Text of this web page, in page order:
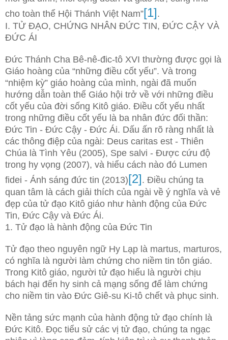
cho toàn thể Hội Thánh Việt Nam”[1].
I. TỬ ĐẠO, CHỨNG NHÂN ĐỨC TIN, ĐỨC CẬY VÀ
ĐỨC ÁI
Đức Thánh Cha Bê-nê-đic-tô XVI thường được gọi là
Giáo hoàng của “những điều cốt yếu”. Và trong
“nhiệm kỳ” giáo hoàng của mình, ngài đã muốn
hướng dẫn toàn thể Giáo hội trở về với những điều
cốt yếu của đời sống Kitô giáo. Điều cốt yếu nhất
trong những điều cốt yếu là ba nhân đức đối thần:
Đức Tin - Đức Cậy - Đức Ái. Dấu ấn rõ ràng nhất là
các thông điệp của ngài: Deus caritas est - Thiên
Chúa là Tình Yêu (2005), Spe salvi - Được cứu độ
trong hy vọng (2007), và hiểu cách nào đó Lumen
fidei - Ánh sáng đức tin (2013)[2]. Điều chúng ta
quan tâm là cách giải thích của ngài về ý nghĩa và vẻ
đẹp của tử đạo Kitô giáo như hành động của Đức
Tin, Đức Cậy và Đức Ái.
1. Tử đạo là hành động của Đức Tin
Tử đạo theo nguyên ngữ Hy Lạp là martus, marturos,
có nghĩa là người làm chứng cho niềm tin tôn giáo.
Trong Kitô giáo, người tử đạo hiểu là người chịu
bách hại đến hy sinh cả mạng sống để làm chứng
cho niềm tin vào Đức Giê-su Ki-tô chết và phục sinh.
Nền tảng sức mạnh của hành động tử đạo chính là
Đức Kitô. Đọc tiểu sử các vị tử đạo, chúng ta ngạc